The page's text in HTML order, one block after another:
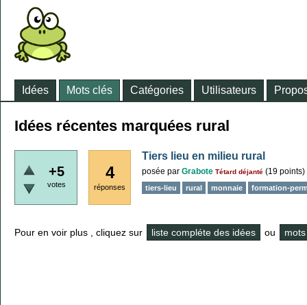
Idées Mots clés Catégories Utilisateurs
Idées récentes marquées rural
+5
votes
4
réponses
Tiers lieu en milieu rural
posée par Grabote Tétard déjanté (19 points)
tiers-lieu rural monnaie formation-
Pour en voir plus , cliquez sur liste compléte des idées ou